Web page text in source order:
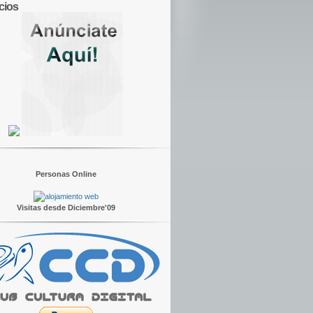
Personas Online
Visitas desde Diciembre'09